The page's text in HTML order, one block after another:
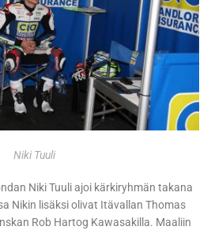
Niki Tuuli
Niki Tuuli ajoi kärkiryhmän takana
Nikin lisäksi olivat Itävallan Thomas
Rob Hartog Kawasakilla. Maaliin